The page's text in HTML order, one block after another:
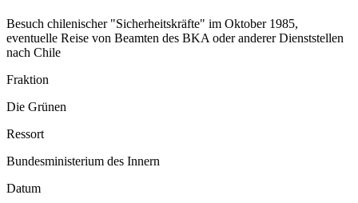
Besuch chilenischer "Sicherheitskräfte" im Oktober 1985,
eventuelle Reise von Beamten des BKA oder anderer Dienststellen
nach Chile
Fraktion
Die Grünen
Ressort
Bundesministerium des Innern
Datum